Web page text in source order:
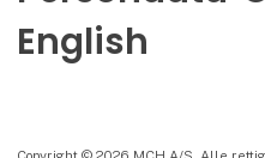
English